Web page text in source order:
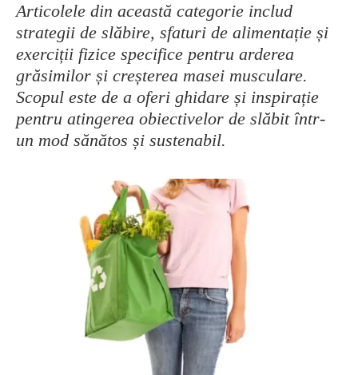
Articolele din această categorie includ
strategii de slăbire, sfaturi de alimentație și
exerciții fizice specifice pentru arderea
grăsimilor și creșterea masei musculare.
Scopul este de a oferi ghidare și inspirație
pentru atingerea obiectivelor de slăbit într-
un mod sănătos și sustenabil.